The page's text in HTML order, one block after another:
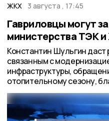
ЖКХ 3 августа , 17:45
Гавриловцы могут
министерства ТЭК
Константин Шульгин даст
связанным с
инфраструктуры,
отопительному сезону,